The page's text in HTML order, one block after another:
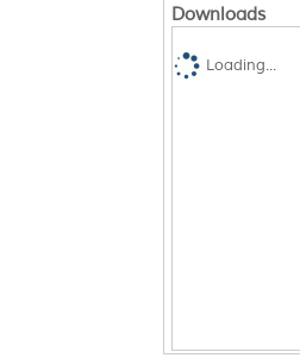
Downloads
Loading...